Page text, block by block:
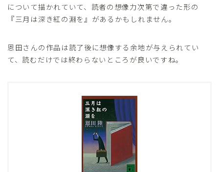
について描かれていて、読者の想像力次第で違った形の
『三月は深き紅の淵を』があるかもしれません。
恩田さんの作品は読了後に想像する余地が与えられてい
て、読むだけでは終わらないところが良いですね。